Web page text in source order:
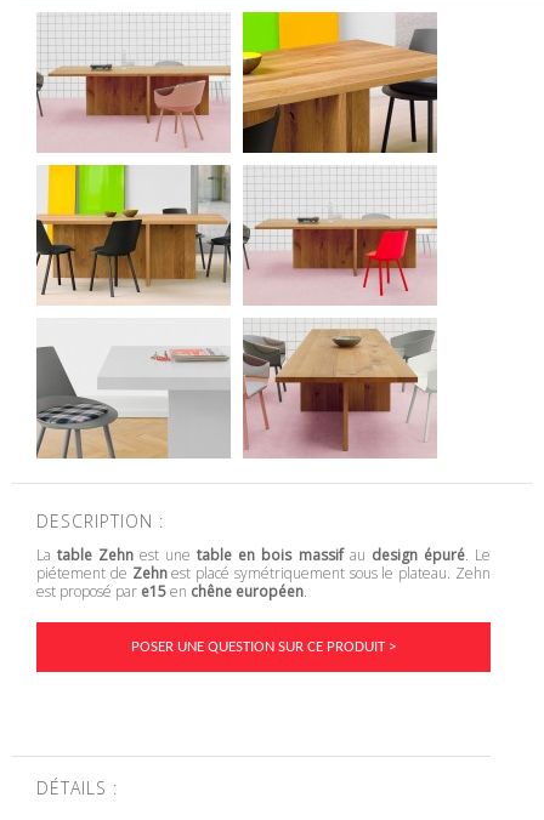
DESCRIPTION :
Latable Zehn est unetable en bois massifau design épuré. Le
piétement de Zehnest placé symétriquement sous le plateau. Zehn
est proposé par e15en chêne européen.
POSER UNE QUESTION SUR CE PRODUIT >
DÉTAILS :